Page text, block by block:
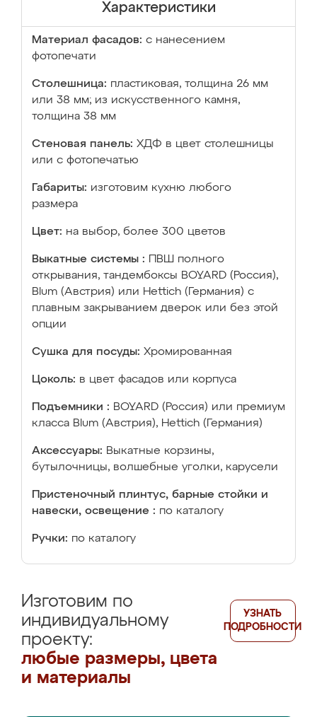
Характеристики
Материал фасадов: с нанесением
фотопечати
Столешница: пластиковая, толщина 26 мм
или 38 мм; из искусственного камня,
толщина 38 мм
Стеновая панель: ХДФ в цвет столешницы
или с фотопечатью
Габариты: изготовим кухню любого
размера
Цвет: на выбор, более 300 цветов
Выкатные системы :
ПВШ полного
открывания, тандембоксы BOYARD (Россия),
Blum (Австрия) или Hettich (Германия) с
плавным закрыванием дверок или без этой
опции
Сушка для посуды: Хромированная
Цоколь: в цвет фасадов или корпуса
Подъемники : BOYARD (Россия) или премиум
класса Blum (Австрия), Hettich (Германия)
Аксессуары: Выкатные корзины,
бутылочницы, волшебные уголки, карусели
Пристеночный плинтус, барные стойки и
навески, освещение : по каталогу
Ручки: по каталогу
Изготовим по
индивидуальному
проекту:
любые размеры, цвета
и материалы
УЗНАТЬ
ПОДРОБНОСТИ